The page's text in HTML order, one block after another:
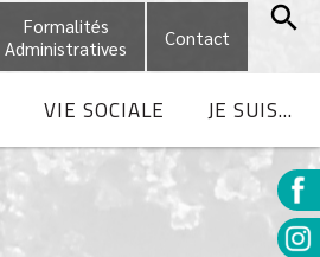
Formalités
Administratives
Contact
VIE SOCIALE JE SUIS...